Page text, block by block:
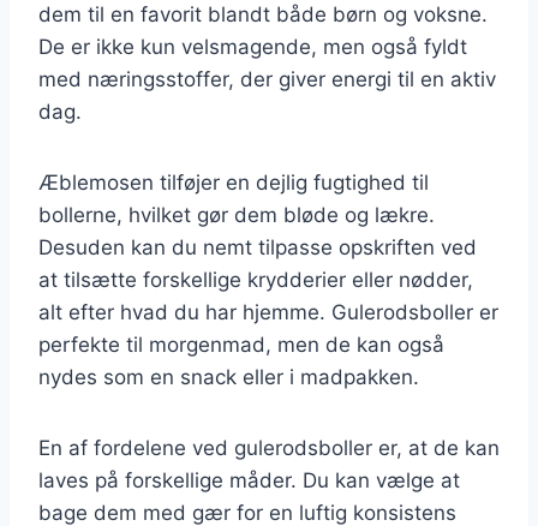
dem til en favorit blandt både børn og voksne.
De er ikke kun velsmagende, men også fyldt
med næringsstoffer, der giver energi til en aktiv
dag.
Æblemosen tilføjer en dejlig fugtighed til
bollerne, hvilket gør dem bløde og lækre.
Desuden kan du nemt tilpasse opskriften ved
at tilsætte forskellige krydderier eller nødder,
alt efter hvad du har hjemme. Gulerodsboller er
perfekte til morgenmad, men de kan også
nydes som en snack eller i madpakken.
En af fordelene ved gulerodsboller er, at de kan
laves på forskellige måder. Du kan vælge at
bage dem med gær for en luftig konsistens